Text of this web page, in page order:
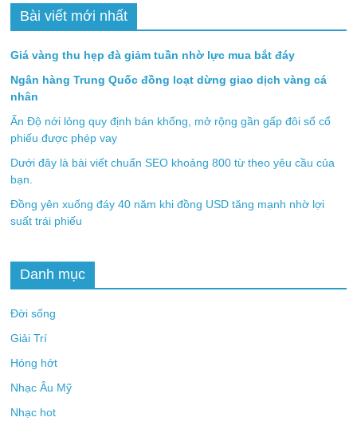
Bài viết mới nhất
Giá vàng thu hẹp đà giảm tuần nhờ lực mua bắt đáy
Ngân hàng Trung Quốc đồng loạt dừng giao dịch vàng cá
nhân
Ấn Độ nới lỏng quy định bán khống, mở rộng gần gấp đôi số cổ
phiếu được phép vay
Dưới đây là bài viết chuẩn SEO khoảng 800 từ theo yêu cầu của
bạn.
Đồng yên xuống đáy 40 năm khi đồng USD tăng mạnh nhờ lợi
suất trái phiếu
Danh mục
Đời sống
Giải Trí
Hóng hớt
Nhạc Âu Mỹ
Nhạc hot